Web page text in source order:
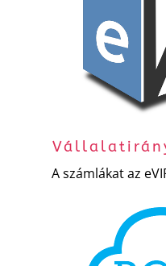
A számlákat az